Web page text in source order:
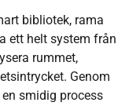
bibliotek, rama
ett helt system från
rummet,
Genom
smidig process